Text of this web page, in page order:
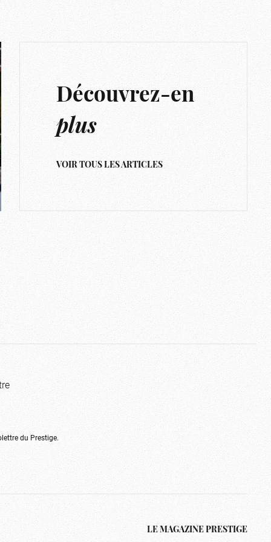
Découvrez-en
plus
VOIR TOUS LES ARTICLES
du Prestige.
LE MAGAZINE PRESTIGE